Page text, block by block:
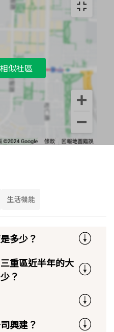
似社區
生活機能
多少？
重區近半年的大
？
興建？